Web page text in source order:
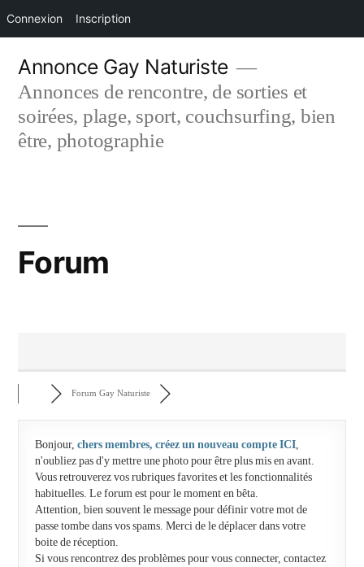
Connexion Inscription
contenu
Annonce Gay Naturiste
Annonces de rencontre, de sorties et
soirées, plage, sport, couchsurfing, bien
être, photographie
Forum
Forum Gay Naturiste
Bonjour, chers membres, créez un nouveau compte ICI,
n'oubliez pas d'y mettre une photo pour être plus mis en avant.
Vous retrouverez vos rubriques favorites et les fonctionnalités
habituelles. Le forum est pour le moment en bêta.
Attention, bien souvent le message pour définir votre mot de
passe tombe dans vos spams. Merci de le déplacer dans votre
boite de réception.
Si vous rencontrez des problèmes pour vous connecter, contactez